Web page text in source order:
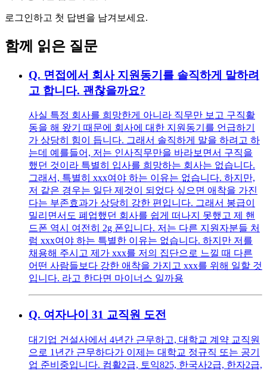
로그인하고 첫 답변을 남겨보세요.
함께 읽은 질문
Q. 면접에서 회사 지원동기를 솔직하게 말하려
고 합니다. 괜찮을까요?
사실 특정 회사를 희망한게 아니라 직무만 보고 구직활
동을 해 왔기 때문에 회사에 대한 지원동기를 언급하기
가 상당히 힘이 듭니다. 그래서 솔직하게 말을 하려고 하
는데 예를들어, 저는 인사직무만을 바라보면서 구직을
했던 것이라 특별히 입사를 희망하는 회사는 없습니다.
그래서, 특별히 xxx여야 하는 이유는 없습니다. 하지만,
저 같은 경우는 일단 제것이 되었다 싶으면 애착을 가진
다는 부존효과가 상당히 강한 편입니다. 그래서 봉급이
밀리면서도 폐업했던 회사를 쉽게 떠나지 못했고 제 핸
드폰 역시 여전히 2g 폰입니다. 저는 다른 지원자분들 처
럼 xxx여야 하는 특별한 이유는 없습니다. 하지만 저를
채용해 주시고 제가 xxx를 저의 집단으로 느낄 때 다른
어떤 사람들보다 강한 애착을 가지고 xxx를 위해 일할 것
입니다. 라고 한다면 마이너스 일까용
Q. 여자나이 31 교직원 도전
대기업 건설사에서 4년간 근무하고, 대학교 계약 교직원
으로 1년간 근무하다가 이제는 대학교 정규직 또는 공기
업 준비중입니다. 컴활2급, 토익825, 한국사2급, 한자2급,